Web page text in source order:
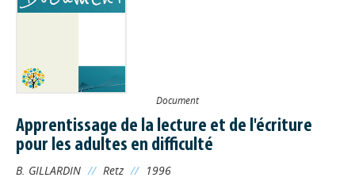
Document
Apprentissage de la lecture et de l'écriture
pour les adultes en difficulté
B. GILLARDIN // Retz // 1996